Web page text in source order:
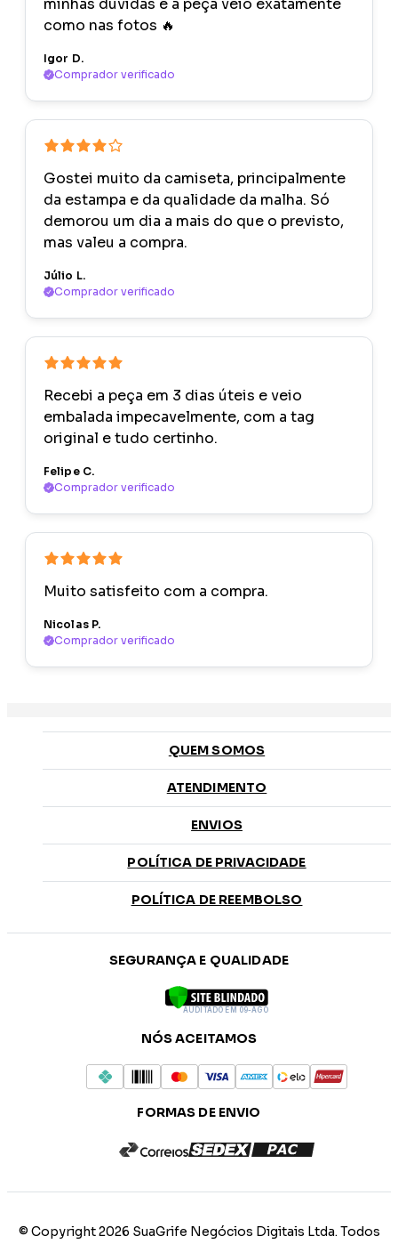
minhas dúvidas e a peça veio exatamente
como nas fotos 🔥
Igor D.
Comprador verificado
Gostei muito da camiseta, principalmente
da estampa e da qualidade da malha. Só
demorou um dia a mais do que o previsto,
mas valeu a compra.
Júlio L.
Comprador verificado
Recebi a peça em 3 dias úteis e veio
embalada impecavelmente, com a tag
original e tudo certinho.
Felipe C.
Comprador verificado
Muito satisfeito com a compra.
Nicolas P.
Comprador verificado
QUEM SOMOS
ATENDIMENTO
ENVIOS
POLÍTICA DE PRIVACIDADE
POLÍTICA DE REEMBOLSO
SEGURANÇA E QUALIDADE
AUDITADO EM 09-AGO
NÓS ACEITAMOS
FORMAS DE ENVIO
© Copyright 2026 SuaGrife Negócios Digitais Ltda. Todos